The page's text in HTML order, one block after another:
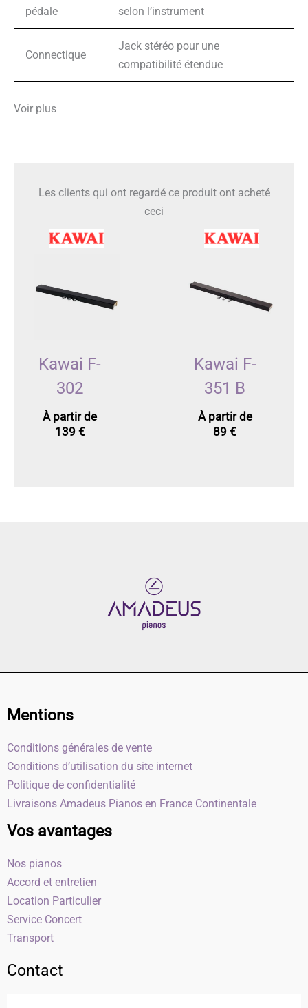
pédale
selon l’instrument
Connectique
Jack stéréo pour une
compatibilité étendue
Voir plus
Les clients qui ont regardé ce produit ont acheté
ceci
Kawai F-
302
À partir de
139 €
Kawai F-
351 B
À partir de
89€
Mentions
Conditions générales de vente
Conditions d’utilisation du site internet
Politique de confidentialité
Livraisons Amadeus Pianos en France Continentale
Vos avantages
Nos pianos
Accord et entretien
Location Particulier
Service Concert
Transport
Contact